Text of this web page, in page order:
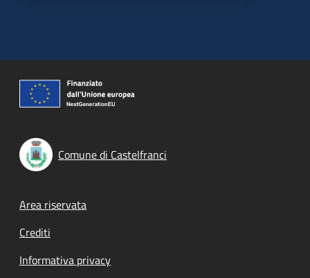
Comune di Castelfranci
Footer menu
Area riservata
Crediti
Informativa privacy